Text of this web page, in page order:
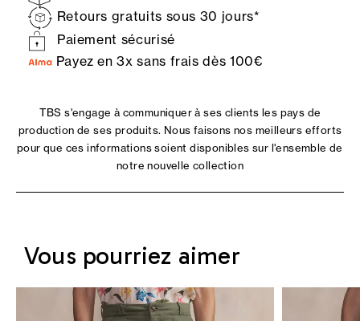
Retours gratuits sous 30 jours*
Paiement sécurisé
Payez en 3x sans frais dès 100€
TBS s'engage à communiquer à ses clients les pays de
production de ses produits. Nous faisons nos meilleurs efforts
pour que ces informations soient disponibles sur l'ensemble de
notre nouvelle collection
Vous pourriez aimer